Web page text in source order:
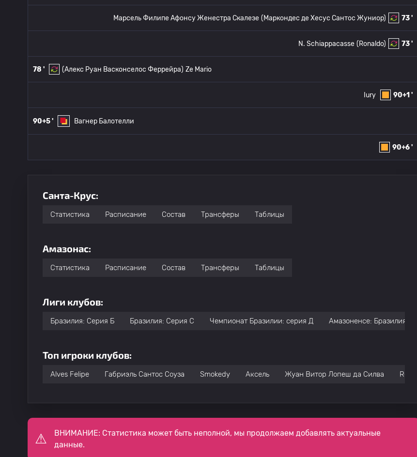
73 '
(Маркондес де Хесус Сантос Жуниор)
Марсель Филипе Афонсу Женестра Скалезе
73 '
(Ronaldo)
N. Schiappacasse
78 ' (Алекс Руан Васконселос Феррейра) Ze Mario
90+1 '
Iury
90+5 ' Вагнер Балотелли
90+6 '
Санта-Крус:
Статистика Расписание Состав Трансферы Таблицы
Амазонас:
Статистика Расписание Состав Трансферы Таблицы
Лиги клубов:
Бразилия: Серия Б Бразилия: Серия C Чемпионат Бразилии: серия Д Амазоненсе: Бразилия
Топ игроки клубов:
Alves Felipe Габриэль Сантос Соуза Smokedy Аксель Жуан Витор Лопеш да Силва Renan
ВНИМАНИЕ: Статистика может быть неполной, мы продолжаем добавлять актуальные
данные.